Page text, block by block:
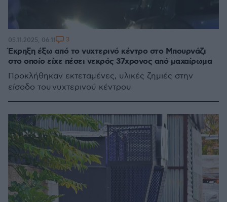
Έκρηξη έξω από το νυχτερινό κέντρο στο Μπουρνάζι
στο οποίο είχε πέσει νεκρός 37χρονος από μαχαίρωμα
Προκλήθηκαν εκτεταμένες, υλικές ζημιές στην
είσοδο του νυχτερινού κέντρου
05.11.2025, 06:11 3